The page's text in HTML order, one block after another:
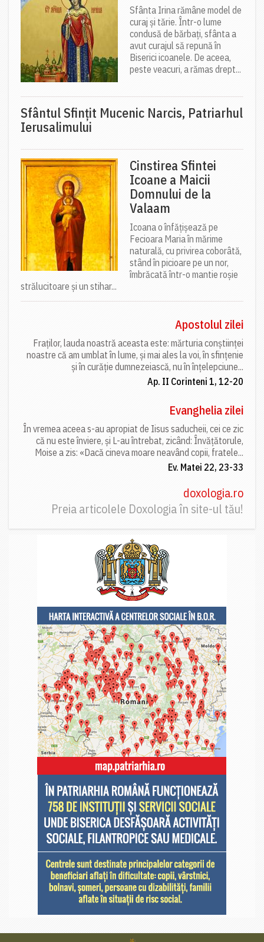
Sfânta Irina rămâne model de
curaj și tărie. Într-o lume
condusă de bărbați, sfânta a
avut curajul să repună în
Biserici icoanele. De aceea,
peste veacuri, a rămas drept...
Sfântul Sfinţit Mucenic Narcis, Patriarhul
Ierusalimului
Cinstirea Sfintei
Icoane a Maicii
Domnului de la
Valaam
Icoana o înfățișează pe
Fecioara Maria în mărime
naturală, cu privirea coborâtă,
stând în picioare pe un nor,
îmbrăcată într-o mantie roșie
strălucitoare și un stihar...
Apostolul zilei
Fraților, lauda noastră aceasta este: mărturia conștiinței
noastre că am umblat în lume, și mai ales la voi, în sfințenie
și în curăție dumnezeiască, nu în înțelepciune...
Ap. II Corinteni 1, 12-20
Evanghelia zilei
În vremea aceea s-au apropiat de Iisus saducheii, cei ce zic
că nu este înviere, și L-au întrebat, zicând: Învățătorule,
Moise a zis: «Dacă cineva moare neavând copii, fratele...
Ev. Matei 22, 23-33
doxologia.ro
Preia articolele Doxologia în site-ul tău!